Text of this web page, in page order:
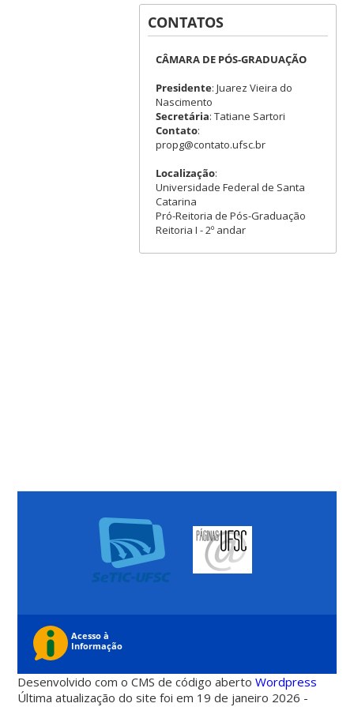
CONTATOS
CÂMARA DE PÓS-GRADUAÇÃO
Presidente: Juarez Vieira do
Nascimento
Secretária: Tatiane Sartori
Contato:
propg@contato.ufsc.br
Localização:
Universidade Federal de Santa
Catarina
Pró-Reitoria de Pós-Graduação
Reitoria I - 2º andar
Desenvolvido com o CMS de código abertoWordpress
Última atualização do site foi em 19 de janeiro 2026 -